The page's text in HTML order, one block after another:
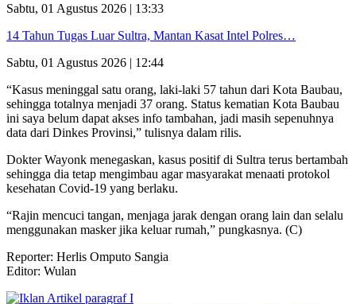
Sabtu, 01 Agustus 2026 | 13:33
14 Tahun Tugas Luar Sultra, Mantan Kasat Intel Polres…
Sabtu, 01 Agustus 2026 | 12:44
“Kasus meninggal satu orang, laki-laki 57 tahun dari Kota Baubau,
sehingga totalnya menjadi 37 orang. Status kematian Kota Baubau
ini saya belum dapat akses info tambahan, jadi masih sepenuhnya
data dari Dinkes Provinsi,” tulisnya dalam rilis.
Dokter Wayonk menegaskan, kasus positif di Sultra terus bertambah
sehingga dia tetap mengimbau agar masyarakat menaati protokol
kesehatan Covid-19 yang berlaku.
“Rajin mencuci tangan, menjaga jarak dengan orang lain dan selalu
menggunakan masker jika keluar rumah,” pungkasnya. (C)
Reporter: Herlis Omputo Sangia
Editor: Wulan